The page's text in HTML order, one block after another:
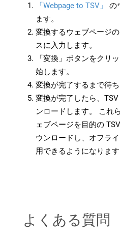
「Webpage to TSV」
の
ます。
変換するウェブページ
スに入力します。
「変換」ボタンをクリ
始します。
変換が完了するまで待ち
変換が完了したら、
ンロードします。 これ
ェブページを目的の
ウンロードし、オフラ
用できるようになります
よくある質問